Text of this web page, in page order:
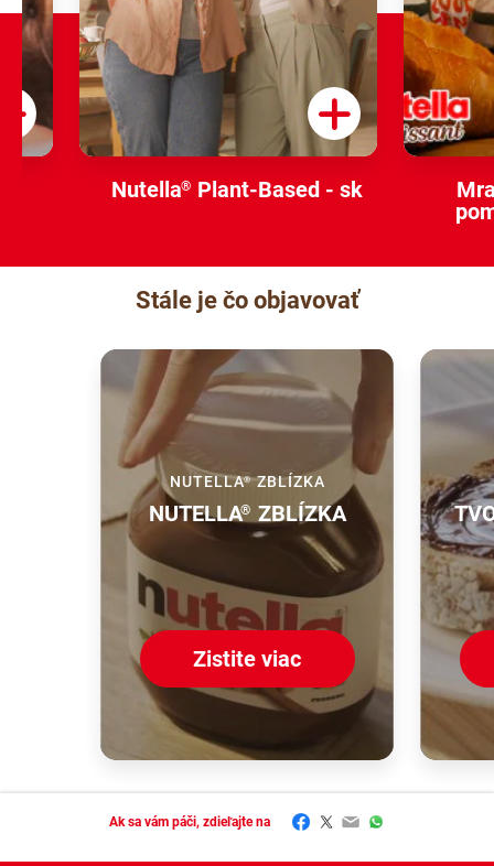
Nutella® Plant-Based - sk
Stále je čo objavovať
NUTELLA®ZBLÍZKA
NUTELLA® ZBLÍZKA
Zistite viac
Ak sa vám páči, zdieľajte na Facebook
Twitter
EmailWhatsApp